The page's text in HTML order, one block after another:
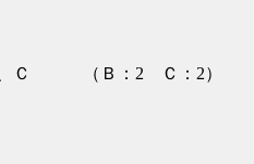
Ｂ、Ｃ （Ｂ：2 Ｃ：2）